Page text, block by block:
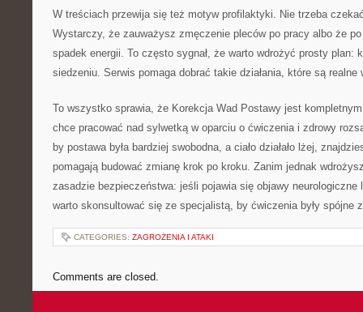
W treściach przewija się też motyw profilaktyki. Nie trzeba
Wystarczy, że zauważysz zmęczenie pleców po pracy albo że
spadek energii. To często sygnał, że warto wdrożyć prosty plan:
siedzeniu. Serwis pomaga dobrać takie działania, które są realne
To wszystko sprawia, że Korekcja Wad Postawy jest
chce pracować nad sylwetką w oparciu o ćwiczenia i zdrowy
by postawa była bardziej swobodna, a ciało działało lżej,
pomagają budować zmianę krok po kroku. Zanim jednak
zasadzie bezpieczeństwa: jeśli pojawia się objawy neurologiczne
warto skonsultować się ze specjalistą, by ćwiczenia były spójne
CATEGORIES: ZAGROŻENIA I ATAKI
Comments are closed.